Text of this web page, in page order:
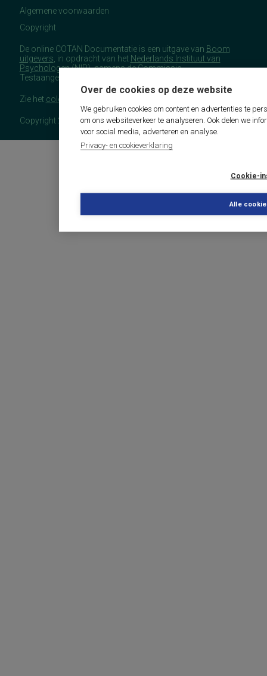
Over de cookies op deze website
We gebruiken cookies om content en advertenties te
om ons websiteverkeer te analyseren. Ook delen we
voor social media, adverteren en analyse.
Privacy- en cookieverklaring
Cookie-
Alle
Algemene voorwaarden
Copyright
De online COTAN Documentatie is een uitgave van Boom
uitgevers , in opdracht van het Nederlands Instituut van
Psychologen(NIP), namens de Commissie
Testaangelegenheden Nederland (COTAN).
Zie het colofon
Copyright 2026 - COTAN Documentatie